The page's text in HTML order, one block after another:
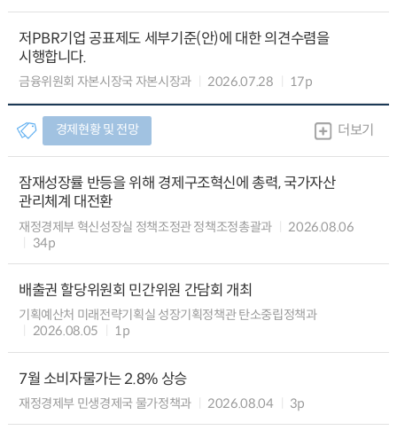
저PBR기업 공표제도 세부기준(안)에 대한 의견수렴을
시행합니다.
금융위원회 자본시장국 자본시장과 2026.07.28 17p
경제현황 및 전망 더보기
잠재성장률 반등을 위해 경제구조혁신에 총력, 국가자산
관리체계 대전환
재정경제부 혁신성장실 정책조정관 정책조정총괄과
2026.08.06
34p
배출권 할당위원회 민간위원 간담회 개최
기획예산처 미래전략기획실 성장기획정책관 탄소중립정책과
2026.08.05
1p
7월 소비자물가는 2.8% 상승
재정경제부 민생경제국 물가정책과 2026.08.04 3p